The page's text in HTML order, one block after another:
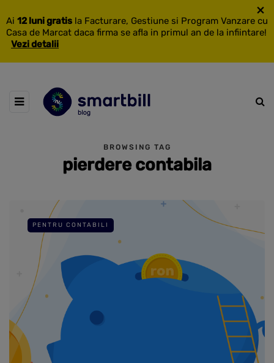
Ai 12 luni gratis la Facturare, Gestiune si Program Vanzare cu
Casa de Marcat daca firma se afla in primul an de la infiintare!
Vezi detalii
×
BROWSING TAG
pierdere contabila
PENTRU CONTABILI